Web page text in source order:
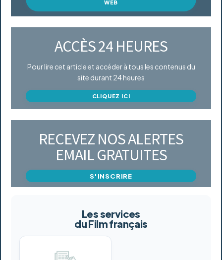
WEB
ACCÈS 24 HEURES
Pour lire cet article et accéder à tous les contenus du
site durant 24 heures
CLIQUEZ ICI
RECEVEZ NOS ALERTES
EMAIL GRATUITES
S'INSCRIRE
Les services
du Film français